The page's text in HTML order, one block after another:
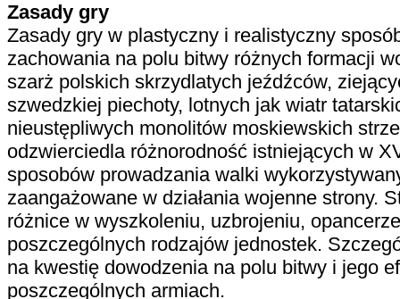
Zasady gry
Zasady gry w plastyczny i realistyczny
zachowania na polu bitwy różnych formacji
szarż polskich skrzydlatych jeźdźców,
szwedzkiej piechoty, lotnych jak wiatr
nieustępliwych monolitów moskiewskich
odzwierciedla różnorodność istniejących w
sposobów prowadzania walki
zaangażowane w działania wojenne strony.
różnice w wyszkoleniu, uzbrojeniu,
poszczególnych rodzajów jednostek.
na kwestię dowodzenia na polu bitwy i jego
poszczególnych armiach.